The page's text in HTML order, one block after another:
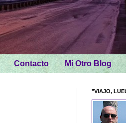
Contacto Mi Otro Blog
"VIAJO,